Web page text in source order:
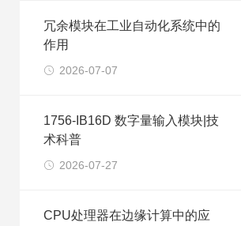
冗余模块在工业自动化系统中的
作用
2026-07-07
1756-IB16D 数字量输入模块|技
术科普
2026-07-27
CPU处理器在边缘计算中的应